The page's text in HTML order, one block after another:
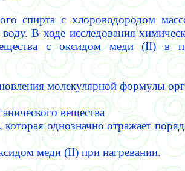
спирта с хлороводородом
воду.В ходе исследования
с оксидом меди (II) в
молекулярной формулы
вещества
однозначно отражает
меди (II) при нагревании.